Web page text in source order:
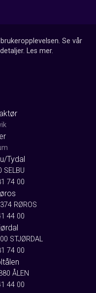
Se vår
Les mer.
Tydal
SELBU
74 00
RØROS
44 00
STJØRDAL
74 00
ÅLEN
44 00